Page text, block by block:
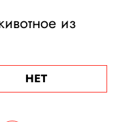
из
НЕТ